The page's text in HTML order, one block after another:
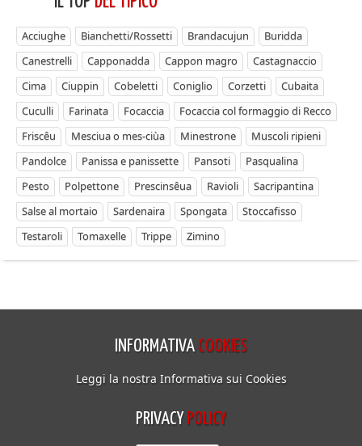
Acciughe Bianchetti/Rossetti Brandacujun
Buridda
Canestrelli
Capponadda Cappon magro
Castagnaccio
Cima
Ciuppin Cobeletti Coniglio Corzetti
Cubaita
Cuculli
Farinata Focaccia
Focaccia col formaggio di Recco
Friscêu
Mesciua o mes-ciùa Minestrone
Muscoli ripieni
Pandolce
Panissa e panissette Pansoti
Pasqualina
Pesto
Polpettone Prescinsêua Ravioli
Sacripantina
Salse al mortaio
Sardenaira Spongata
Stoccafisso
Testaroli
Tomaxelle Trippe Zimino
INFORMATIVA COOKIES
Leggi la nostra Informativa sui Cookies
PRIVACY POLICY